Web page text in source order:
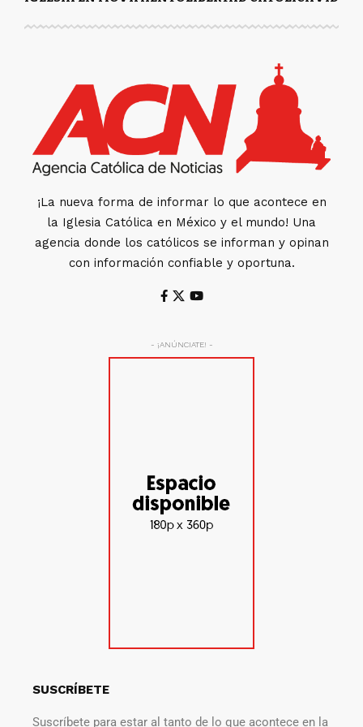
¡La nueva forma de informar lo que acontece en
la Iglesia Católica en México y el mundo! Una
agencia donde los católicos se informan y opinan
con información confiable y oportuna.
- ¡ANÚNCIATE! -
SUSCRÍBETE
Suscríbete para estar al tanto de lo que acontece en la